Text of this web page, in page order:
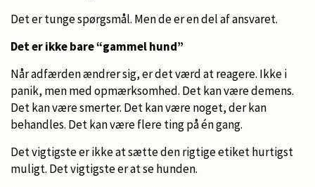
Det er tunge spørgsmål. Men de er en del af ansvaret.
Det er ikke bare “gammel hund”
Når adfærden ændrer sig, er det værd at reagere. Ikke i
panik, men med opmærksomhed. Det kan være demens.
Det kan være smerter. Det kan være noget, der kan
behandles. Det kan være flere ting på én gang.
Det vigtigste er ikke at sætte den rigtige etiket hurtigst
muligt. Det vigtigste er at se hunden.